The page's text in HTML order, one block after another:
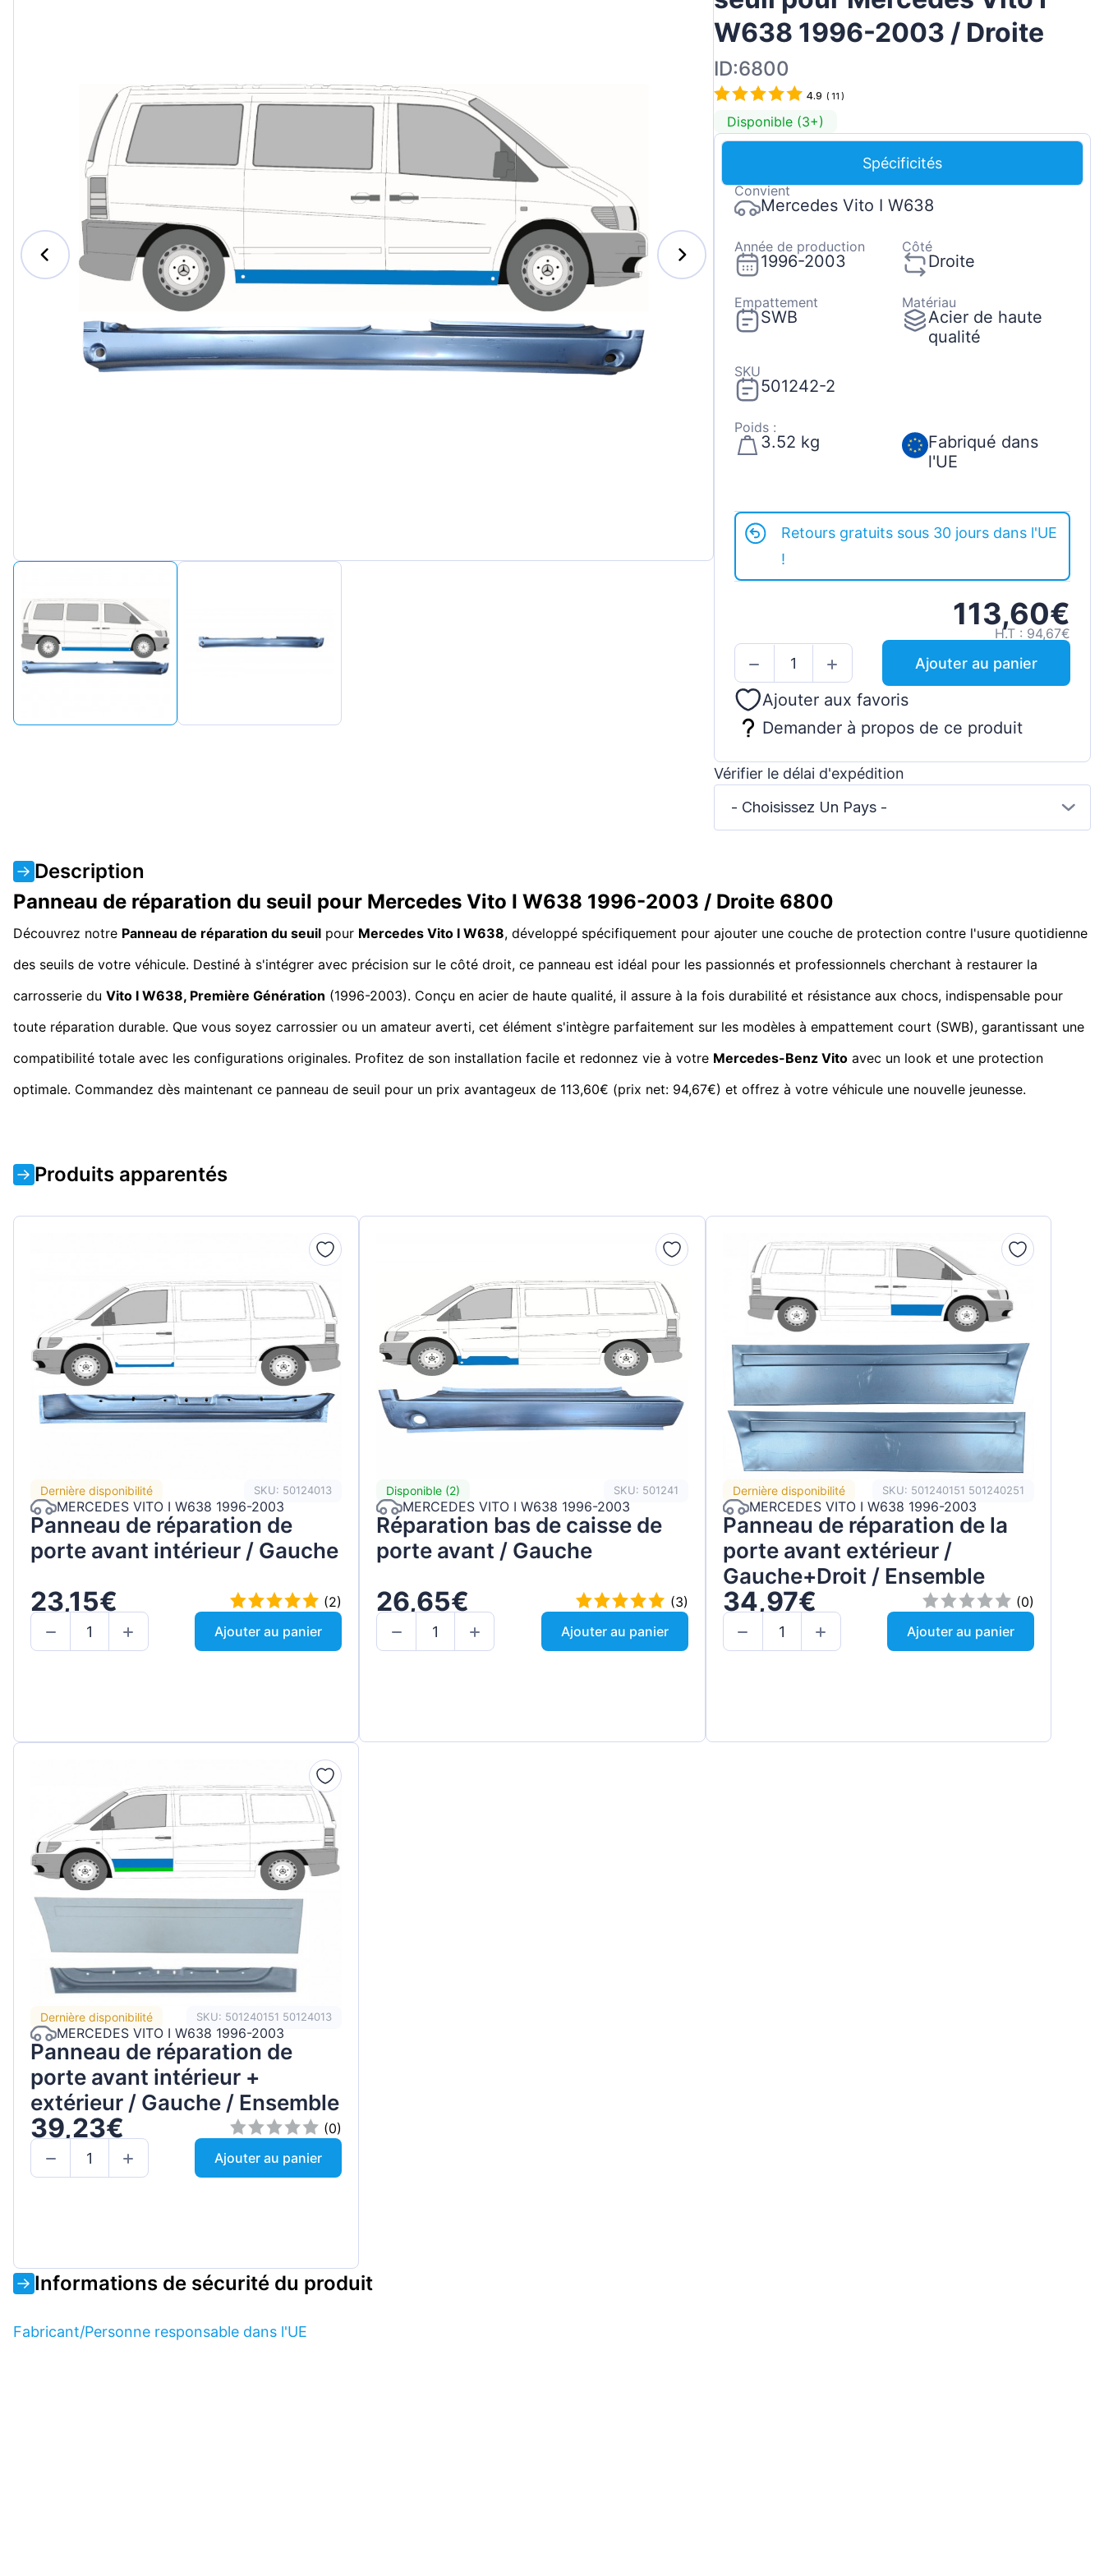
Magyar
Lietuvių
Hyundai
MAN
Mazda
Mercedes-Benz
Opel Vauxhall
W638 1996-2003 / Droite
ID:6800
4.9 ( 11 )
Disponible (3+)
Spécificités
Convient
Mercedes Vito I W638
Année de production
1996-2003
Côté
Droite
Empattement
SWB
Matériau
Acier de haute
qualité
SKU
501242-2
Poids :
3.52 kg
Fabriqué dans
l'UE
Retours gratuits sous 30 jours dans l'UE
!
113,60€
H.T : 94,67€
Ajouter au panier
Ajouter aux favoris
Demander à propos de ce produit
Vérifier le délai d'expédition
- Choisissez Un Pays -
Description
Panneau de réparation du seuil pour Mercedes Vito I W638 1996-2003 / Droite 6800
Découvrez notre Panneau de réparation du seuil pour Mercedes Vito I W638, développé spécifiquement pour ajouter une couche de protection contre l'usure quotidienne
des seuils de votre véhicule. Destiné à s'intégrer avec précision sur le côté droit, ce panneau est idéal pour les passionnés et professionnels cherchant à restaurer la
carrosserie du Vito I W638, Première Génération (1996-2003). Conçu en acier de haute qualité, il assure à la fois durabilité et résistance aux chocs, indispensable pour
toute réparation durable. Que vous soyez carrossier ou un amateur averti, cet élément s'intègre parfaitement sur les modèles à empattement court (SWB), garantissant une
compatibilité totale avec les configurations originales. Profitez de son installation facile et redonnez vie à votre Mercedes-Benz Vito avec un look et une protection
optimale. Commandez dès maintenant ce panneau de seuil pour un prix avantageux de 113,60€ (prix net: 94,67€) et offrez à votre véhicule une nouvelle jeunesse.
Produits apparentés
Dernière disponibilité SKU: 50124013
MERCEDES VITO I W638 1996-2003
Panneau de réparation de
porte avant intérieur / Gauche
23,15€
(2)
Ajouter au panier
Disponible (2) SKU: 501241
MERCEDES VITO I W638 1996-2003
Réparation bas de caisse de
porte avant / Gauche
26,65€
(3)
Ajouter au panier
Dernière disponibilité SKU: 501240151 501240251
MERCEDES VITO I W638 1996-2003
Panneau de réparation de la
porte avant extérieur /
Gauche+Droit / Ensemble
34,97€
(0)
Ajouter au panier
Dernière disponibilité SKU: 501240151 50124013
MERCEDES VITO I W638 1996-2003
Panneau de réparation de
porte avant intérieur +
extérieur / Gauche / Ensemble
39,23€
(0)
Ajouter au panier
Informations de sécurité du produit
Fabricant/Personne responsable dans l'UE